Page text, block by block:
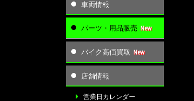
車両情報
パーツ・用品販売
バイク高価買取
店舗情報
営業日カレンダー